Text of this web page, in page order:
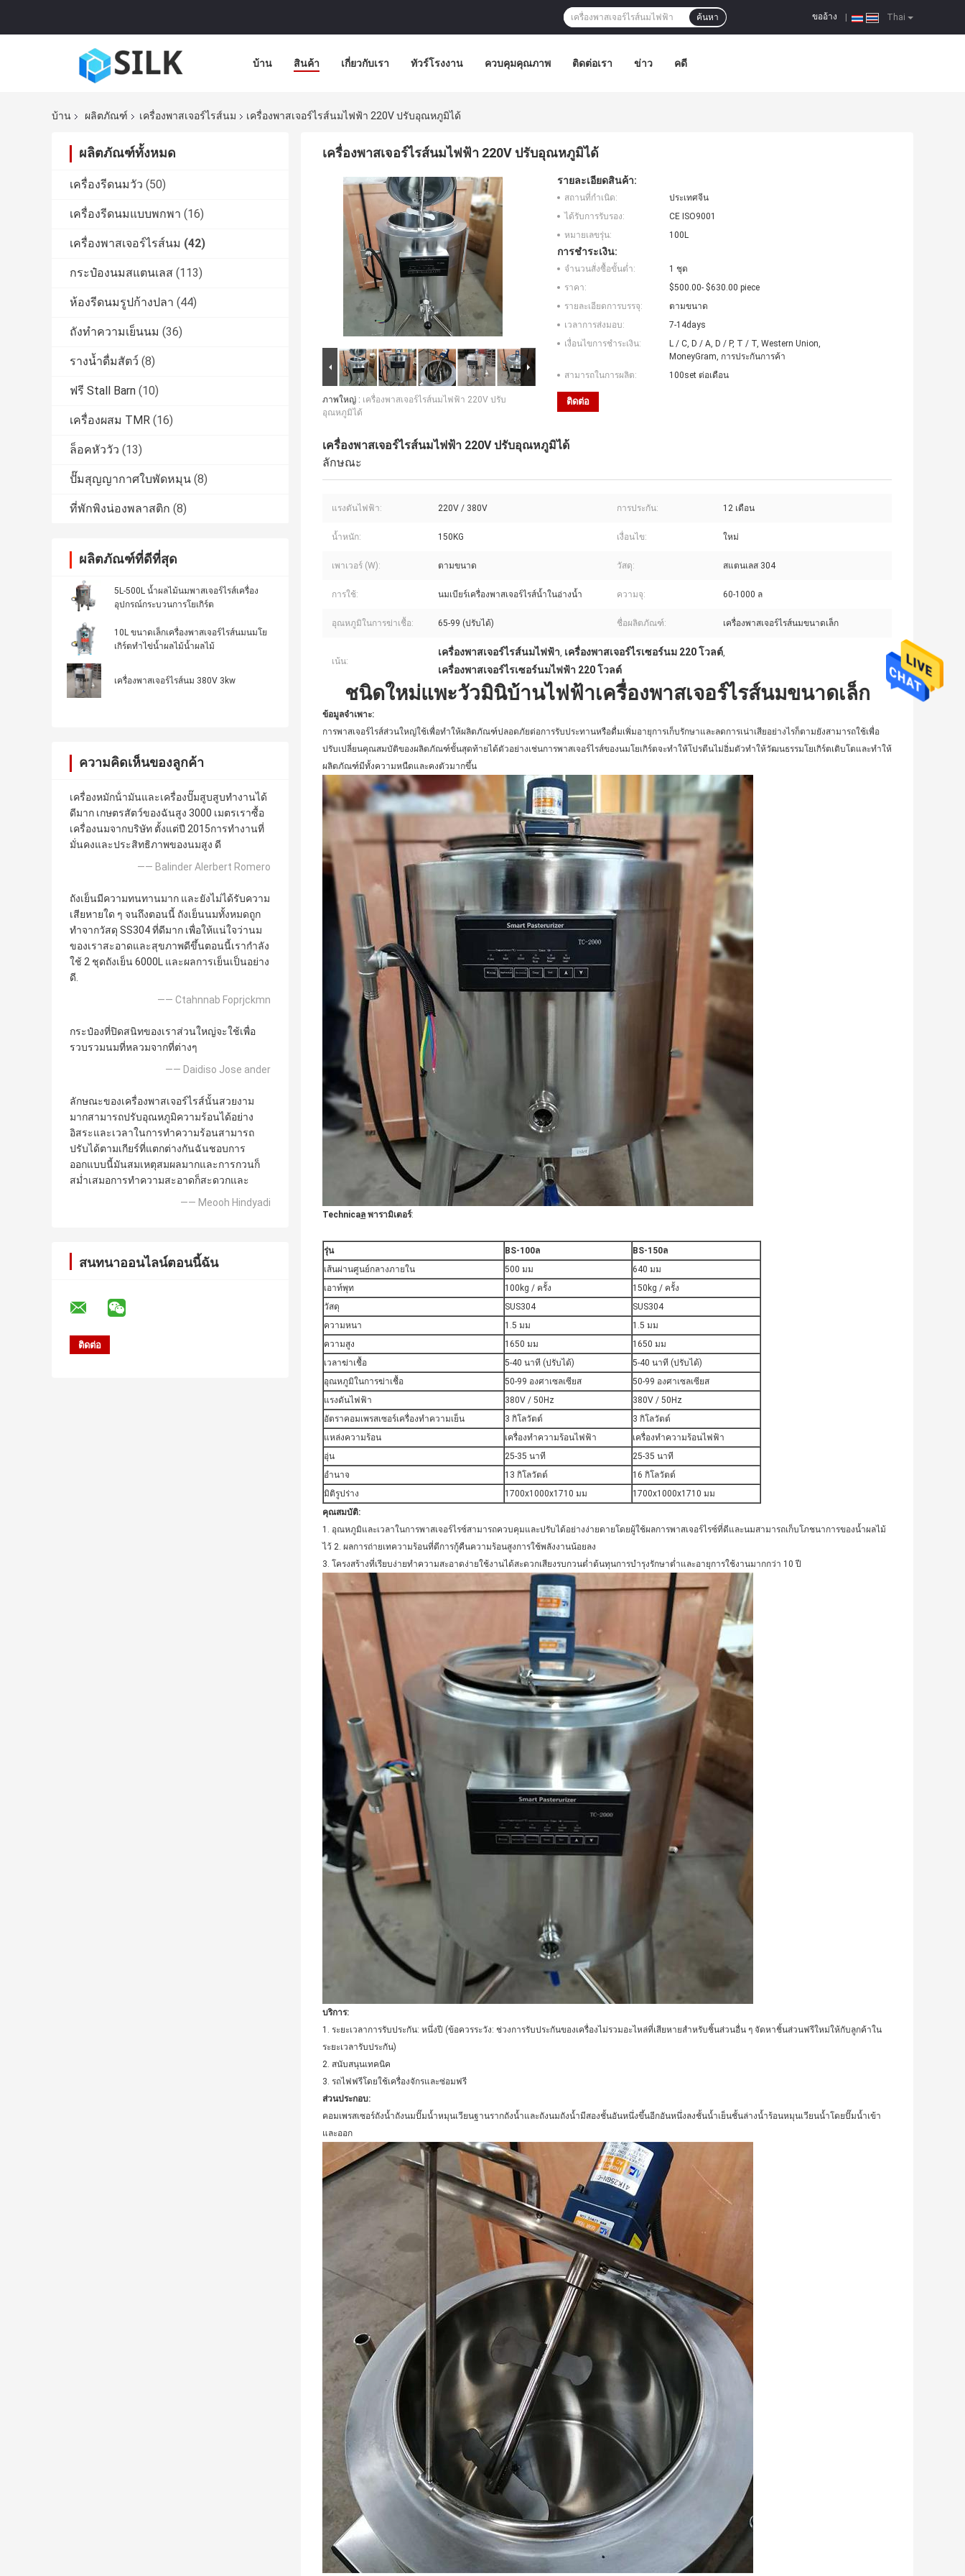
Thai
ขออ้าง
ค้นหา
บ้าน สินค้า เกี่ยวกับเรา ทัวร์โรงงาน ควบคุมคุณภาพ ติดต่อเรา ข่าว คดี
บ้าน ผลิตภัณฑ์ เครื่องพาสเจอร์ไรส์นม เครื่องพาสเจอร์ไรส์นมไฟฟ้า 220V ปรับอุณหภูมิได้
ผลิตภัณฑ์ทั้งหมด
เครื่องรีดนมวัว (50)
เครื่องรีดนมแบบพกพา (16)
เครื่องพาสเจอร์ไรส์นม (42)
กระป๋องนมสแตนเลส (113)
ห้องรีดนมรูปก้างปลา (44)
ถังทำความเย็นนม (36)
รางน้ำดื่มสัตว์ (8)
ฟรี Stall Barn (10)
เครื่องผสม TMR (16)
ล็อคหัววัว (13)
ปั๊มสุญญากาศใบพัดหมุน (8)
ที่พักพิงน่องพลาสติก (8)
ผลิตภัณฑ์ที่ดีที่สุด
5L-500L น้ำผลไม้นมพาสเจอร์ไรส์เครื่อง
อุปกรณ์กระบวนการโยเกิร์ต
10L ขนาดเล็กเครื่องพาสเจอร์ไรส์นมนมโย
เกิร์ตทำไข่น้ำผลไม้น้ำผลไม้
เครื่องพาสเจอร์ไรส์นม 380V 3kw
ความคิดเห็นของลูกค้า
เครื่องหมักน้ํามันและเครื่องปั๊มสูบสูบทํางานได้
ดีมาก เกษตรสัตว์ของฉันสูง 3000 เมตรเราซื้อ
เครื่องนมจากบริษัท ตั้งแต่ปี 2015การทํางานที่
มั่นคงและประสิทธิภาพของนมสูง ดี
—— Balinder Alerbert Romero
ถังเย็นมีความทนทานมาก และยังไม่ได้รับความ
เสียหายใด ๆ จนถึงตอนนี้ ถังเย็นนมทั้งหมดถูก
ทําจากวัสดุ SS304 ที่ดีมาก เพื่อให้แน่ใจว่านม
ของเราสะอาดและสุขภาพดีขึ้นตอนนี้เรากําลัง
ใช้ 2 ชุดถังเย็น 6000L และผลการเย็นเป็นอย่าง
ดี.
—— Ctahnnab Foprjckmn
กระป๋องที่ปิดสนิทของเราส่วนใหญ่จะใช้เพื่อ
รวบรวมนมที่หลวมจากที่ต่างๆ
—— Daidiso Jose ander
ลักษณะของเครื่องพาสเจอร์ไรส์นั้นสวยงาม
มากสามารถปรับอุณหภูมิความร้อนได้อย่าง
อิสระและเวลาในการทำความร้อนสามารถ
ปรับได้ตามเกียร์ที่แตกต่างกันฉันชอบการ
ออกแบบนี้มันสมเหตุสมผลมากและการกวนก็
สม่ำเสมอการทำความสะอาดก็สะดวกและ
—— Meooh Hindyadi
สนทนาออนไลน์ตอนนี้ฉัน
เครื่องพาสเจอร์ไรส์นมไฟฟ้า 220V ปรับอุณหภูมิได้
ภาพใหญ่ : เครื่องพาสเจอร์ไรส์นมไฟฟ้า 220V ปรับ
อุณหภูมิได้
รายละเอียดสินค้า:
สถานที่กำเนิด:
ประเทศจีน
ได้รับการรับรอง:
CE ISO9001
หมายเลขรุ่น:
100L
การชำระเงิน:
จำนวนสั่งซื้อขั้นต่ำ:
1 ชุด
ราคา:
$500.00- $630.00 piece
รายละเอียดการบรรจุ:
ตามขนาด
เวลาการส่งมอบ:
7-14days
เงื่อนไขการชำระเงิน:
L / C, D / A, D / P, T / T, Western Union,
MoneyGram, การประกันการค้า
สามารถในการผลิต:
100set ต่อเดือน
ติดต่อ
เครื่องพาสเจอร์ไรส์นมไฟฟ้า 220V ปรับอุณหภูมิได้
ลักษณะ
แรงดันไฟฟ้า: 220V / 380V การประกัน: 12 เดือน
น้ำหนัก: 150KG เงื่อนไข: ใหม่
เพาเวอร์ (W): ตามขนาด วัสดุ: สแตนเลส 304
การใช้: นมเบียร์เครื่องพาสเจอร์ไรส์น้ำในอ่างน้ำ ความจุ: 60-1000 ล
อุณหภูมิในการฆ่าเชื้อ: 65-99 (ปรับได้) ชื่อผลิตภัณฑ์: เครื่องพาสเจอร์ไรส์นมขนาดเล็ก
เน้น:
เครื่องพาสเจอร์ไรส์นมไฟฟ้า, เครื่องพาสเจอร์ไรเซอร์นม 220 โวลต์,
เครื่องพาสเจอร์ไรเซอร์นมไฟฟ้า 220 โวลต์
ชนิดใหม่แพะวัวมินิบ้านไฟฟ้าเครื่องพาสเจอร์ไรส์นมขนาดเล็ก
ข้อมูลจำเพาะ:
การพาสเจอร์ไรส์ส่วนใหญ่ใช้เพื่อทำให้ผลิตภัณฑ์ปลอดภัยต่อการรับประทานหรือดื่มเพิ่มอายุการเก็บรักษาและลดการเน่าเสียอย่างไรก็ตามยังสามารถใช้เพื่อ
ปรับเปลี่ยนคุณสมบัติของผลิตภัณฑ์ขั้นสุดท้ายได้ตัวอย่างเช่นการพาสเจอร์ไรส์ของนมโยเกิร์ตจะทำให้โปรตีนไม่อิ่มตัวทำให้วัฒนธรรมโยเกิร์ตเติบโตและทำให้
ผลิตภัณฑ์มีทั้งความหนืดและคงตัวมากขึ้น
Technicaล พารามิเตอร์:
รุ่น BS-100ล BS-150ล
เส้นผ่านศูนย์กลางภายใน
500 มม
640 มม
เอาท์พุท
100kg / ครั้ง
150kg / ครั้ง
วัสดุ
SUS304
SUS304
ความหนา
1.5 มม
1.5 มม
ความสูง
1650 มม
1650 มม
เวลาฆ่าเชื้อ
5-40 นาที (ปรับได้)
5-40 นาที (ปรับได้)
อุณหภูมิในการฆ่าเชื้อ
50-99 องศาเซลเซียส
50-99 องศาเซลเซียส
แรงดันไฟฟ้า
380V / 50Hz
380V / 50Hz
อัตราคอมเพรสเซอร์เครื่องทำความเย็น
3 กิโลวัตต์
3 กิโลวัตต์
แหล่งความร้อน
เครื่องทำความร้อนไฟฟ้า
เครื่องทำความร้อนไฟฟ้า
อุ่น
25-35 นาที
25-35 นาที
อำนาจ
13 กิโลวัตต์
16 กิโลวัตต์
มิติรูปร่าง
1700x1000x1710 มม
1700x1000x1710 มม
คุณสมบัติ:
1. อุณหภูมิและเวลาในการพาสเจอร์ไรซ์สามารถควบคุมและปรับได้อย่างง่ายดายโดยผู้ใช้ผลการพาสเจอร์ไรซ์ที่ดีและนมสามารถเก็บโภชนาการของน้ำผลไม้
ไว้ 2. ผลการถ่ายเทความร้อนที่ดีการกู้คืนความร้อนสูงการใช้พลังงานน้อยลง
3. โครงสร้างที่เรียบง่ายทำความสะอาดง่ายใช้งานได้สะดวกเสียงรบกวนต่ำต้นทุนการบำรุงรักษาต่ำและอายุการใช้งานมากกว่า 10 ปี
บริการ:
1. ระยะเวลาการรับประกัน: หนึ่งปี (ข้อควรระวัง: ช่วงการรับประกันของเครื่องไม่รวมอะไหล่ที่เสียหายสำหรับชิ้นส่วนอื่น ๆ จัดหาชิ้นส่วนฟรีใหม่ให้กับลูกค้าใน
ระยะเวลารับประกัน)
2. สนับสนุนเทคนิค
3. รถไฟฟรีโดยใช้เครื่องจักรและซ่อมฟรี
ส่วนประกอบ:
คอมเพรสเซอร์ถังน้ำถังนมปั๊มน้ำหมุนเวียนฐานรากถังน้ำและถังนมถังน้ำมีสองชั้นอันหนึ่งขึ้นอีกอันหนึ่งลงชั้นน้ำเย็นชั้นล่างน้ำร้อนหมุนเวียนน้ำโดยปั๊มน้ำเข้า
และออก